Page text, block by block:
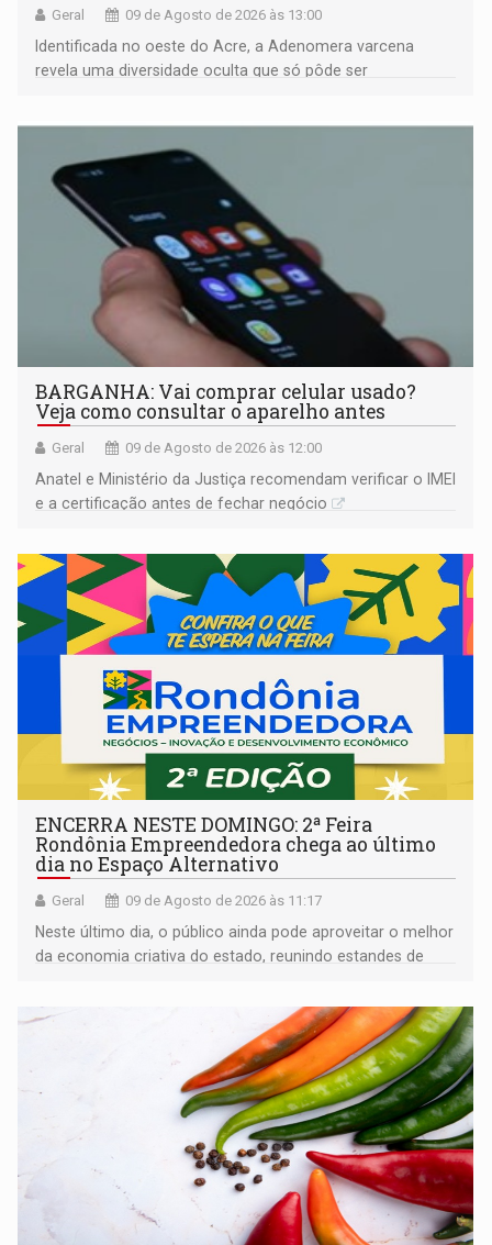
Geral 09 de Agosto de 2026 às 13:00
Identificada no oeste do Acre, a Adenomera varcena
revela uma diversidade oculta que só pôde ser
BARGANHA: Vai comprar celular usado?
Veja como consultar o aparelho antes
Geral 09 de Agosto de 2026 às 12:00
Anatel e Ministério da Justiça recomendam verificar o IMEI
e a certificação antes de fechar negócio
ENCERRA NESTE DOMINGO: 2ª Feira
Rondônia Empreendedora chega ao último
dia no Espaço Alternativo
Geral 09 de Agosto de 2026 às 11:17
Neste último dia, o público ainda pode aproveitar o melhor
da economia criativa do estado, reunindo estandes de